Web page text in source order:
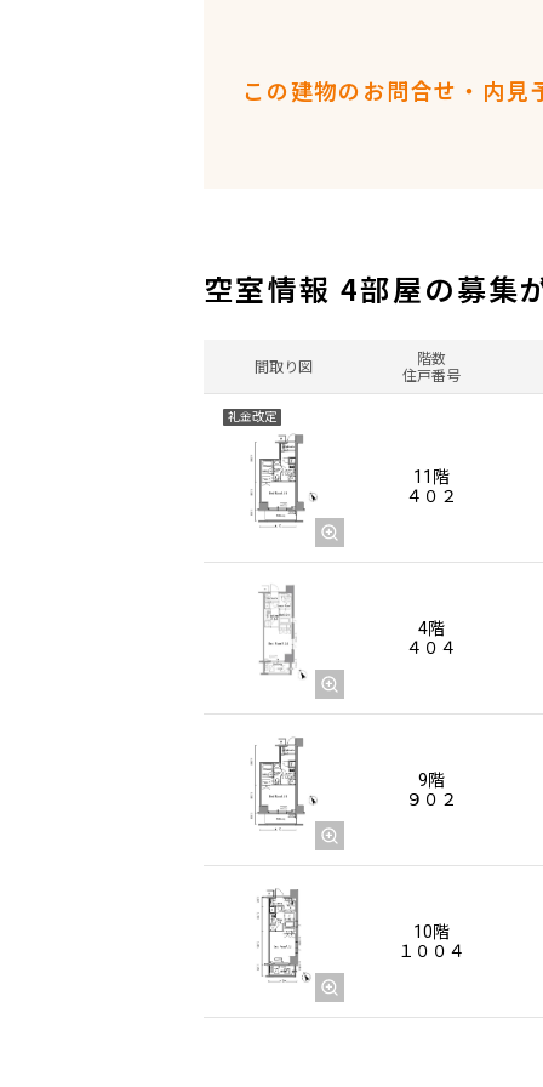
この建物のお問合せ・内見
空室情報 4部屋の募集
間取り図
階数
住戸番号
礼金改定
11階
４０２
4階
４０４
9階
９０２
10階
１００４